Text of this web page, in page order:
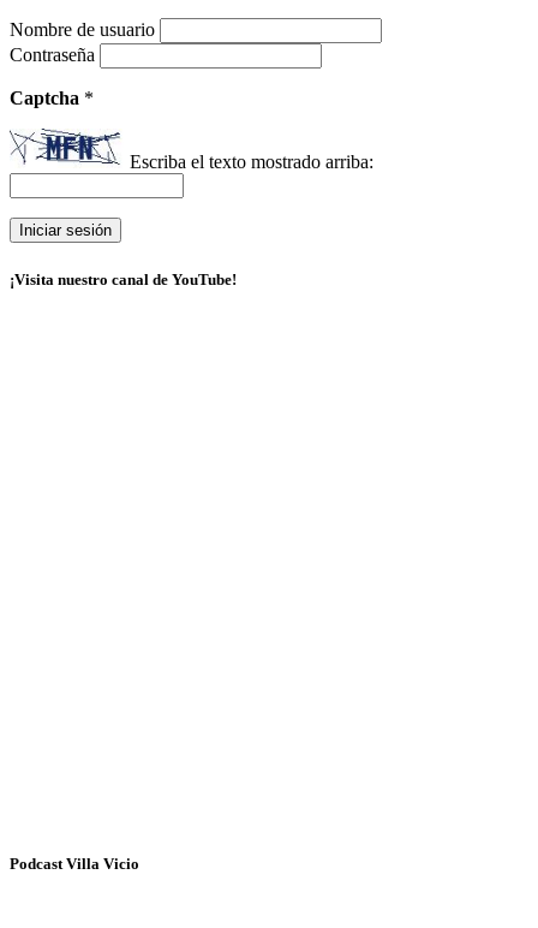
Nombre de usuario
Contraseña
Captcha *
Escriba el texto mostrado arriba:
¡Visita nuestro canal de YouTube!
Podcast Villa Vicio